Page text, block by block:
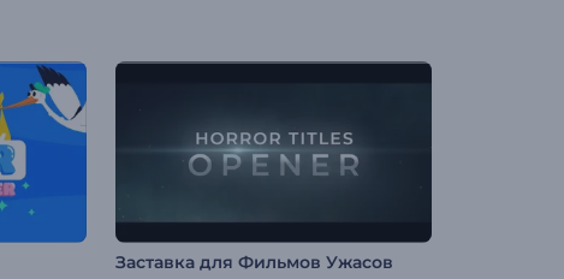
Заставка для Фильмов Ужасов